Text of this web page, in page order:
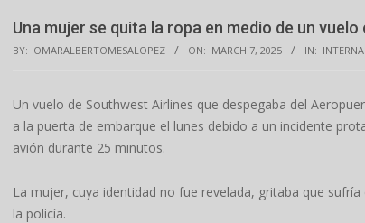
Una mujer se quita la ropa en medio de un
BY: OMARALBERTOMESALOPEZ ON: MARCH 7, 2025 IN:
Un vuelo de Southwest Airlines que despegaba del
a la puerta de embarque el lunes debido a un incidente
avión durante 25 minutos.
La mujer, cuya identidad no fue revelada, gritaba que
la policía.